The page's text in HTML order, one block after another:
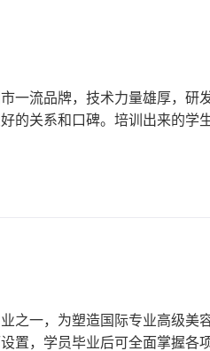
一流品牌，技术力量雄厚，研
的关系和口碑。培训出来的学
之一，为塑造国际专业高级美
置，学员毕业后可全面掌握各